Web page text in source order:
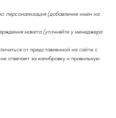
персонализация (добавление имён на
макета (уточняйте у менеджера
от представленной на сайте с
отвечает за калибровку и правильную